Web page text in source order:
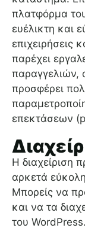
πλατφόρμα
ευέλικτη και
επιχειρήσεις
παρέχει
προσφέρει
επεκτάσεων
Η διαχείριση
αρκετά
Μπορείς να
και να τα
του WordPress.